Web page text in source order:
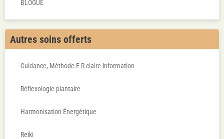
BLOGUE
Autres soins offerts
Guidance, Méthode E-R claire information
Réflexologie plantaire
Harmonisation Énergétique
Reiki